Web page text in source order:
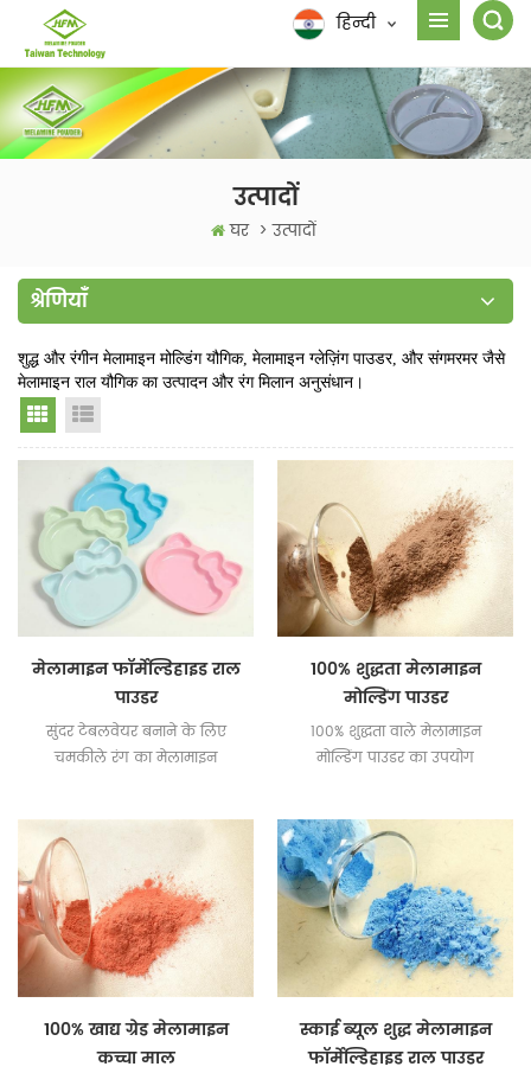
हिन्दी
उत्पादों
घर > उत्पादों
श्रेणियाँ
शुद्ध और रंगीन मेलामाइन मोल्डिंग यौगिक, मेलामाइन ग्लेज़िंग पाउडर, और संगमरमर जैसे
मेलामाइन राल यौगिक का उत्पादन और रंग मिलान अनुसंधान।
Grid View
मेलामाइन फॉर्मेल्डिहाइड राल
पाउडर
सुंदर टेबलवेयर बनाने के लिए
चमकीले रंग का मेलामाइन
100% शुद्धता मेलामाइन
मोल्डिंग पाउडर
100% शुद्धता वाले मेलामाइन
मोल्डिंग पाउडर का उपयोग
100% खाद्य ग्रेड मेलामाइन
कच्चा माल
स्काई ब्यूल शुद्ध मेलामाइन
फॉर्मेल्डिहाइड राल पाउडर